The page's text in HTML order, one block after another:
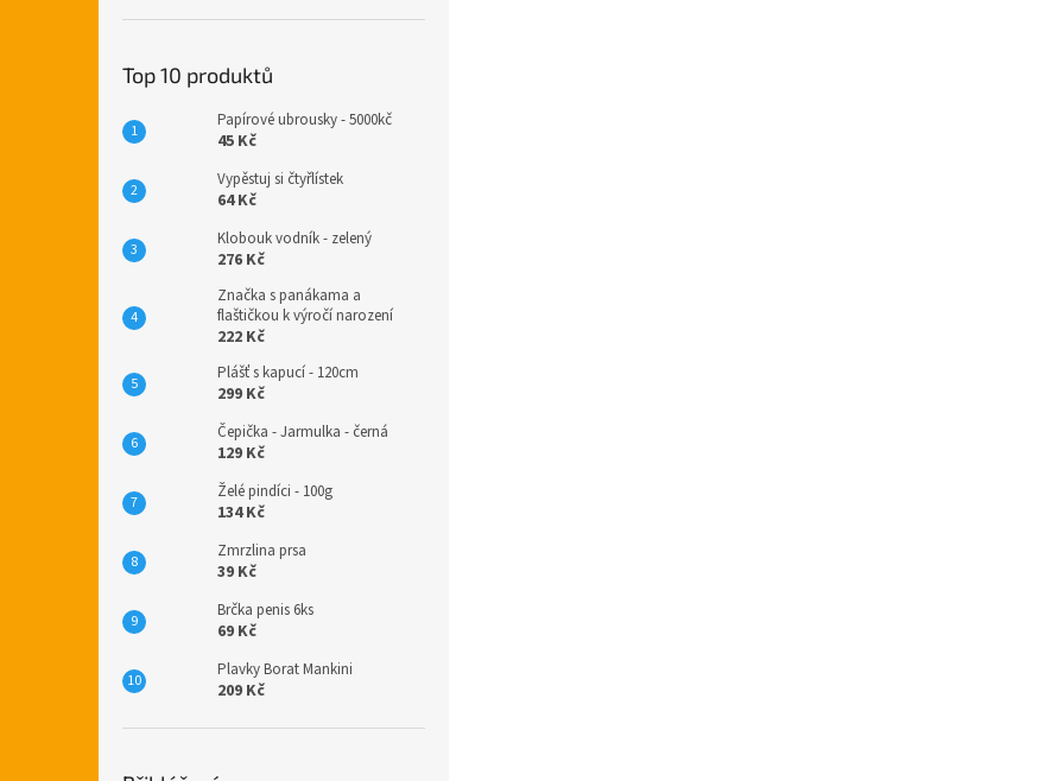
Top 10 produktů
Papírové ubrousky - 5000kč
45 Kč
Vypěstuj si čtyřlístek
64 Kč
Klobouk vodník - zelený
276 Kč
Značka s panákama a
flaštičkou k výročí narození
222 Kč
Plášť s kapucí - 120cm
299 Kč
Čepička - Jarmulka - černá
129 Kč
Želé pindíci - 100g
134 Kč
Zmrzlina prsa
39 Kč
Brčka penis 6ks
69 Kč
Plavky Borat Mankini
209 Kč